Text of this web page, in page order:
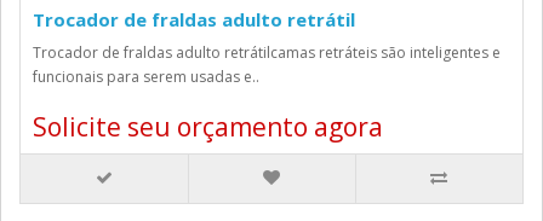
Trocador de fraldas adulto retrátil
Trocador de fraldas adulto retrátilcamas retráteis são inteligentes e
funcionais para serem usadas e..
Solicite seu orçamento agora